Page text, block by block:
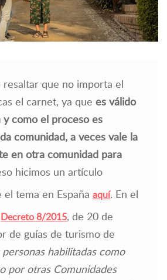
resaltar que no importa el
el carnet, ya que es válido
y como el proceso es
comunidad, a veces vale la
en otra comunidad para
hicimos un artículo
tema en España aquí. En el
Decreto 8/2015, de 20 de
de guías de turismo de
personas habilitadas como
por otras Comunidades